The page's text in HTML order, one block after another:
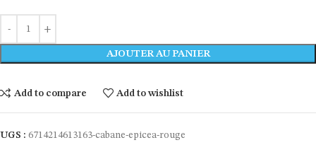
AJOUTER AU PANIER
Add to compare Add to wishlist
UGS : 6714214613163-cabane-epicea-rouge